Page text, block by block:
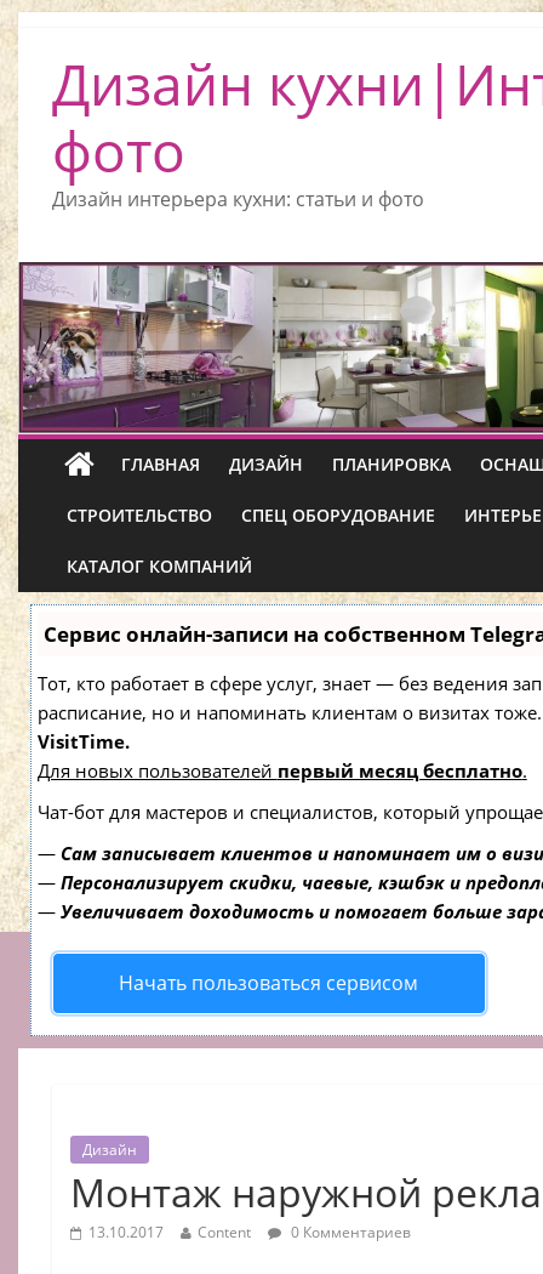
Дизайн
фото
Дизайн интерьера кухни: статьи и фото
ГЛАВНАЯ ДИЗАЙН ПЛАНИРОВКА
СТРОИТЕЛЬСТВО СПЕЦ ОБОРУДОВАНИЕ
КАТАЛОГ КОМПАНИЙ
Сервис онлайн-записи на собственном
Тот, кто работает в сфере услуг, знает — без ведения
расписание, но и напоминать клиентам о визитах
VisitTime.
Для новых пользователей первый месяц бесплатно.
Чат-бот для мастеров и специалистов, который
— Сам записывает клиентов и напоминает им о
— Персонализирует скидки, чаевые, кэшбэк и
— Увеличивает доходимость и помогает больше
Начать пользоваться сервисом
Дизайн
Монтаж наружной
13.10.2017 Content 0 Комментариев